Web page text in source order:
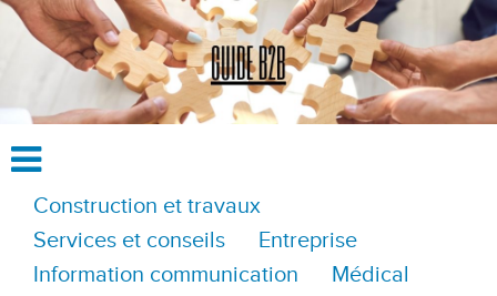
Construction et travaux
Services et conseils
Entreprise
Information communication
Médical